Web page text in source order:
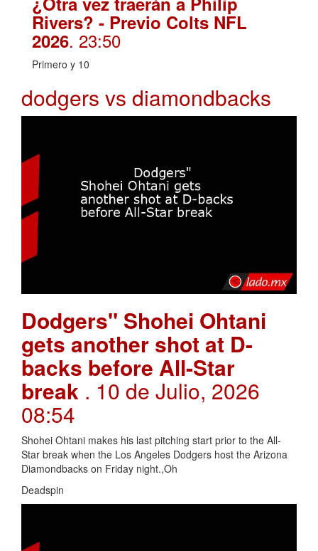
Rivers? - Previo Colts NFL
2026. 23:50
Primero y 10
dodgers vs diamondbacks
Dodgers" Shohei Ohtani
gets another shot at D-
backs before All-Star
break . 10 de Julio, 2026
08:54
Shohei Ohtani makes his last pitching start prior to the All-
Star break when the Los Angeles Dodgers host the Arizona
Diamondbacks on Friday night.,Oh
Deadspin